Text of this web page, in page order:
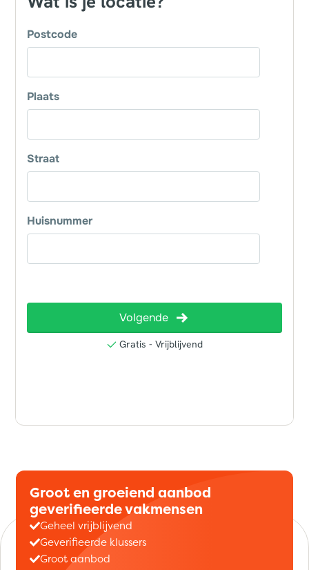
Groot en groeiend aanbod
geverifieerde vakmensen
Geheel vrijblijvend
Geverifieerde klussers
Groot aanbod